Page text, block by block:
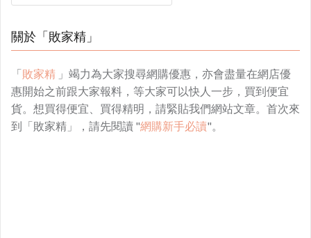
關於「敗家精」
「敗家精 」竭力為大家搜尋網購優惠，亦會盡量在網店優
惠開始之前跟大家報料，等大家可以快人一步，買到便宜
貨。想買得便宜、買得精明，請緊貼我們網站文章。首次來
到「敗家精」，請先閱讀 "網購新手必讀"。